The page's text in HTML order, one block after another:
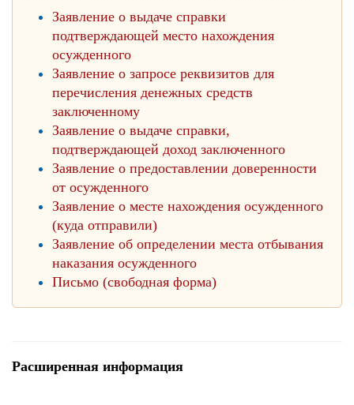
Заявление о выдаче справки
подтверждающей место нахождения
осужденного
Заявление о запросе реквизитов для
перечисления денежных средств
заключенному
Заявление о выдаче справки,
подтверждающей доход заключенного
Заявление о предоставлении доверенности
от осужденного
Заявление о месте нахождения осужденного
(куда отправили)
Заявление об определении места отбывания
наказания осужденного
Письмо (свободная форма)
Расширенная информация